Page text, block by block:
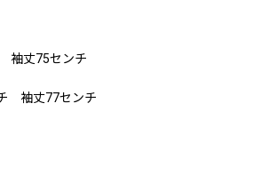
袖丈75センチ
袖丈77センチ